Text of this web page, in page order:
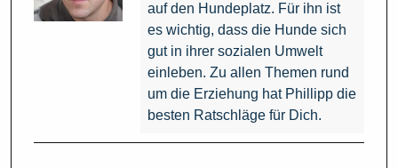
auf den Hundeplatz. Für ihn ist
es wichtig, dass die Hunde sich
gut in ihrer sozialen Umwelt
einleben. Zu allen Themen rund
um die Erziehung hat Phillipp die
besten Ratschläge für Dich.